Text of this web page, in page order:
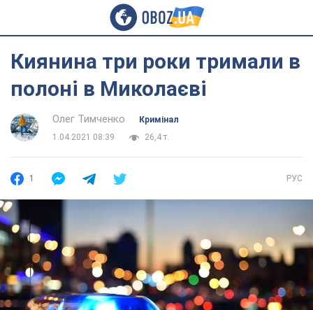
Киянина три роки тримали в
полоні в Миколаєві
Олег Тимченко
Кримінал
1.04.2021 08:39
26,4 т.
1 РУС